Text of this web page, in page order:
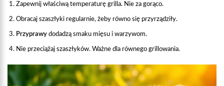
Zapewnij właściwą temperaturę grilla. Nie za gorąco.
Obracaj szaszłyki regularnie, żeby równo się przyrządziły.
Przyprawy dodadzą smaku mięsu i warzywom.
Nie przeciążaj szaszłyków. Ważne dla równego grillowania.